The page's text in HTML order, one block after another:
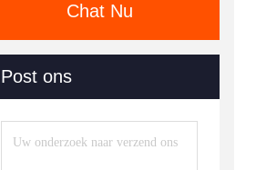
Chat Nu
Post ons